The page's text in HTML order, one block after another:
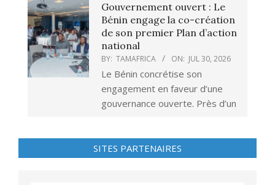
Gouvernement ouvert : Le
Bénin engage la co-création
de son premier Plan d’action
national
BY: TAMAFRICA ON: JUL 30, 2026
Le Bénin concrétise son
engagement en faveur d’une
gouvernance ouverte. Près d’un
SITES PARTENAIRES